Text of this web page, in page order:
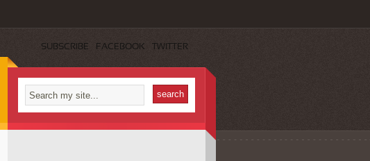
SUBSCRIBE FACEBOOK TWITTER